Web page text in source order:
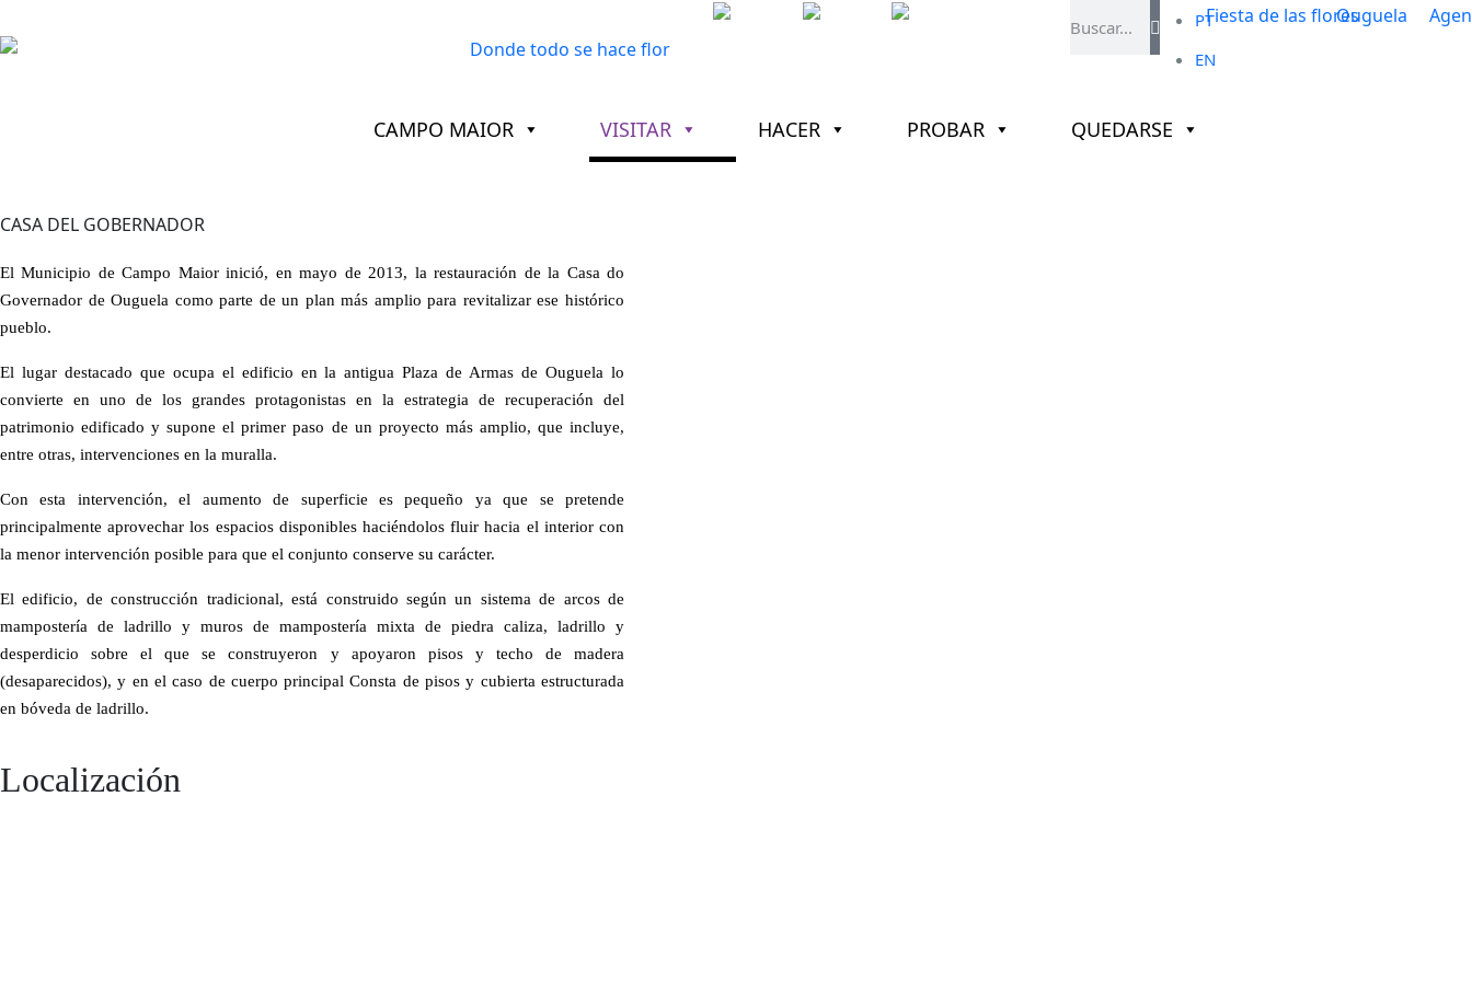
PT
EN
CAMPO MAIOR VISITAR HACER PROBAR QUEDARSE
CASA DEL GOBERNADOR
El Municipio de Campo Maior inició, en mayo de 2013, la restauración de la Casa do
Governador de Ouguela como parte de un plan más amplio para revitalizar ese histórico
pueblo.
El lugar destacado que ocupa el edificio en la antigua Plaza de Armas de Ouguela lo
convierte en uno de los grandes protagonistas en la estrategia de recuperación del
patrimonio edificado y supone el primer paso de un proyecto más amplio, que incluye,
entre otras, intervenciones en la muralla.
Con esta intervención, el aumento de superficie es pequeño ya que se pretende
principalmente aprovechar los espacios disponibles haciéndolos fluir hacia el interior con
la menor intervención posible para que el conjunto conserve su carácter.
El edificio, de construcción tradicional, está construido según un sistema de arcos de
mampostería de ladrillo y muros de mampostería mixta de piedra caliza, ladrillo y
desperdicio sobre el que se construyeron y apoyaron pisos y techo de madera
(desaparecidos), y en el caso de cuerpo principal Consta de pisos y cubierta estructurada
en bóveda de ladrillo.
Localización